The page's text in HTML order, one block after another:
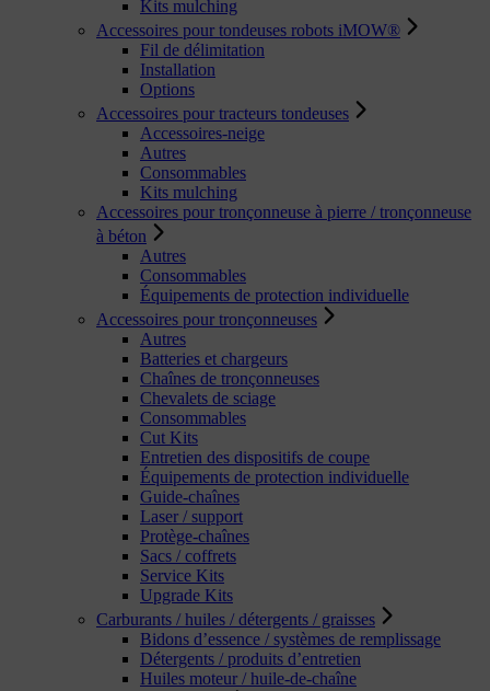
Kits mulching
Accessoires pour tondeuses robots iMOW®
Fil de délimitation
Installation
Options
Accessoires pour tracteurs tondeuses
Accessoires-neige
Autres
Consommables
Kits mulching
Accessoires pour tronçonneuse à pierre / tronçonneuse
à béton
Autres
Consommables
Équipements de protection individuelle
Accessoires pour tronçonneuses
Autres
Batteries et chargeurs
Chaînes de tronçonneuses
Chevalets de sciage
Consommables
Cut Kits
Entretien des dispositifs de coupe
Équipements de protection individuelle
Guide-chaînes
Laser / support
Protège-chaînes
Sacs / coffrets
Service Kits
Upgrade Kits
Carburants / huiles / détergents / graisses
Bidons d’essence / systèmes de remplissage
Détergents / produits d’entretien
Huiles moteur / huile-de-chaîne